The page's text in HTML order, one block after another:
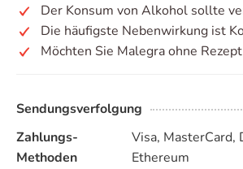
Der Konsum von Alkohol sollte
Die häufigste Nebenwirkung ist
Möchten Sie Malegra ohne
Sendungsverfolgung
Zahlungs-
Methoden
Visa, MasterCard,
Ethereum